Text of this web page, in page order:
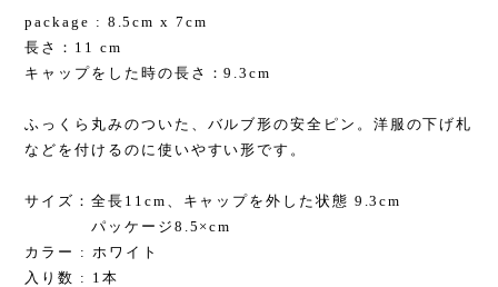
package : 8.5cm x 7cm
長さ：11 cm
キャップをした時の長さ：9.3cm
ふっくら丸みのついた、バルブ形の安全ピン。洋服の下げ札
などを付けるのに使いやすい形です。
サイズ：全長11cm、キャップを外した状態 9.3cm
パッケージ8.5×cm
カラー : ホワイト
入り数 : 1本